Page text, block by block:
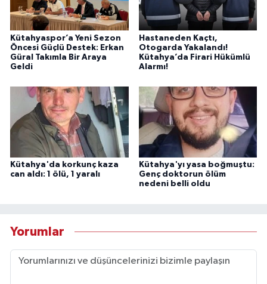
Kütahyaspor’a Yeni Sezon
Öncesi Güçlü Destek: Erkan
Güral Takımla Bir Araya
Geldi
Hastaneden Kaçtı,
Otogarda Yakalandı!
Kütahya’da Firari Hükümlü
Alarmı!
Kütahya'da korkunç kaza
can aldı: 1 ölü, 1 yaralı
Kütahya'yı yasa boğmuştu:
Genç doktorun ölüm
nedeni belli oldu
Yorumlar